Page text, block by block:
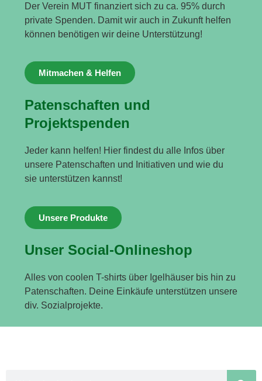
Der Verein MUT finanziert sich zu ca. 95% durch
private Spenden. Damit wir auch in Zukunft helfen
können benötigen wir deine Unterstützung!
Mitmachen & Helfen
Patenschaften und
Projektspenden
Jeder kann helfen! Hier findest du alle Infos über
unsere Patenschaften und Initiativen und wie du
sie unterstützen kannst!
Unsere Produkte
Unser Social-Onlineshop
Alles von coolen T-shirts über Igelhäuser bis hin zu
Patenschaften. Deine Einkäufe unterstützen unsere
div. Sozialprojekte.